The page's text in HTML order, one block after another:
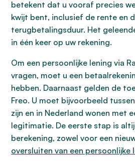
betekent dat u vooraf precies
kwijt bent, inclusief de rente en
terugbetalingsduur. Het
in één keer op uw rekening.
Om een persoonlijke lening via
vragen, moet u een
hebben. Daarnaast gelden de
Freo. U moet bijvoorbeeld
zijn en in Nederland wonen met
legitimatie. De eerste stap is
berekening, zowel voor een
oversluiten van een persoonlijke